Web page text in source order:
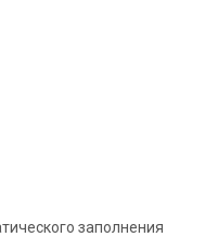
заполнения